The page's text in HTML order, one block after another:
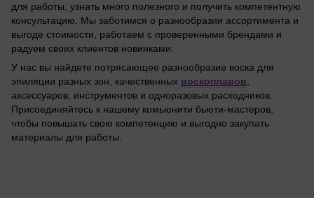
для работы, узнать много полезного и получить компетентную
консультацию. Мы заботимся о разнообразии ассортимента и
выгоде стоимости, работаем с проверенными брендами и
радуем своих клиентов новинками.
У нас вы найдете потрясающее разнообразие воска для
эпиляции разных зон, качественных воскоплавов
аксессуаров, инструментов и одноразовых расходников.
Присоединяйтесь к нашему комьюнити бьюти-мастеров,
чтобы повышать свою компетенцию и выгодно закупать
материалы для работы.